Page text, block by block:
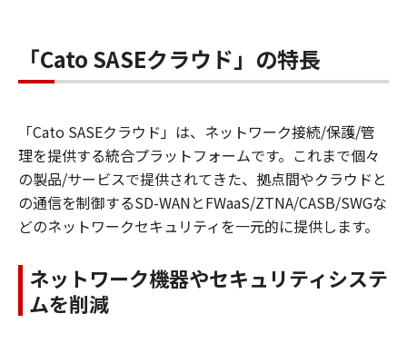
「Cato SASEクラウド」の特長
「Cato SASEクラウド」は、ネットワーク接続/保護/管
理を提供する統合プラットフォームです。これまで個々
の製品/サービスで提供されてきた、拠点間やクラウドと
の通信を制御するSD-WANとFWaaS/ZTNA/CASB/SWGな
どのネットワークセキュリティを一元的に提供します。
ネットワーク機器やセキュリティシステ
ムを削減